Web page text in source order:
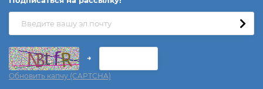
→
Обновить капчу (CAPTCHA)